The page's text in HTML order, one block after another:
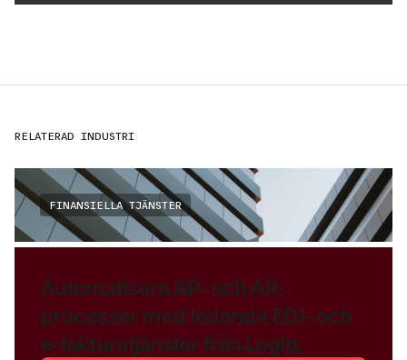
RELATERAD INDUSTRI
FINANSIELLA TJÄNSTER
Automatisera AP- och AR-
processer med ledande EDI- och
e-fakturatjänster från Logiq.